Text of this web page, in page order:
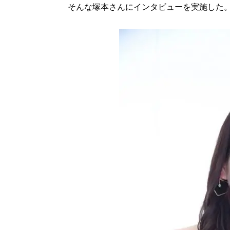
そんな塚本さんにインタビューを実施した